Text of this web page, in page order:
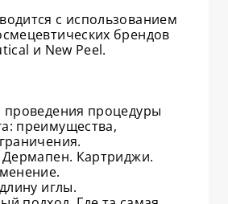
с использованием
брендов
и New Peel.
проведения процедуры
преимущества,
Картриджи.
иглы.